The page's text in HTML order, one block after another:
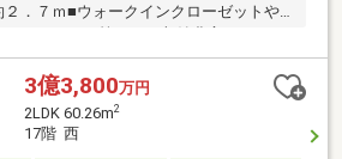
２．７ｍ■ウォークインクローゼットや
クローゼット等があり収納豊富■トラン
使用権付き■車寄せのあるエントランス■
管理■コンシェルジュサービス■各階にゴ
制震構造■充実した共用施設◇２Ｆ：カフ
３Ｆ：ゲストラウンジ、エグゼクティブ
ーム◇１３Ｆ：ゲストルーム、インナー
3億3,800万円
2LDK 60.26m2
17階 西